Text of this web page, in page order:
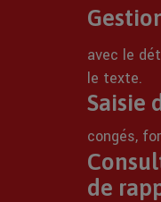
avec le
le texte.
Saisie
congés,
de